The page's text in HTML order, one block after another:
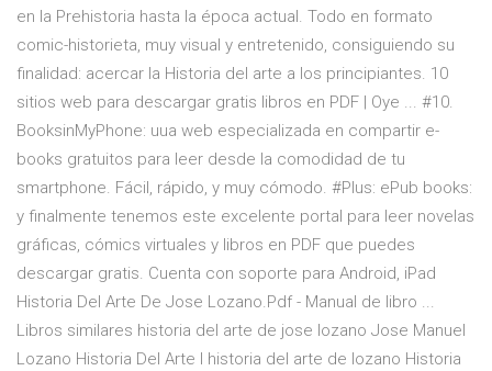
en la Prehistoria hasta la época actual. Todo en formato
comic-historieta, muy visual y entretenido, consiguiendo su
finalidad: acercar la Historia del arte a los principiantes. 10
sitios web para descargar gratis libros en PDF | Oye ... #10.
BooksinMyPhone: uua web especializada en compartir e-
books gratuitos para leer desde la comodidad de tu
smartphone. Fácil, rápido, y muy cómodo. #Plus: ePub books:
y finalmente tenemos este excelente portal para leer novelas
gráficas, cómics virtuales y libros en PDF que puedes
descargar gratis. Cuenta con soporte para Android, iPad
Historia Del Arte De Jose Lozano.Pdf - Manual de libro ...
Libros similares historia del arte de jose lozano Jose Manuel
Lozano Historia Del Arte I historia del arte de lozano Historia